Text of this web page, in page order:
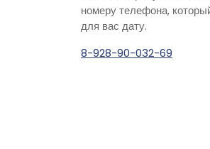
номеру телефона,
для вас дату.
8-928-90-032-69